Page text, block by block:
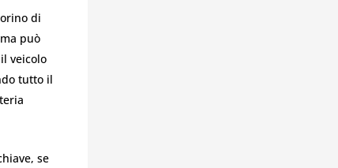
di
può
veicolo
tutto il
se